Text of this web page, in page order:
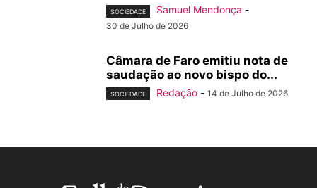
SOCIEDADE Samuel Mendonça -
30 de Julho de 2026
Câmara de Faro emitiu nota de
saudação ao novo bispo do...
SOCIEDADE Redação - 14 de Julho de 2026